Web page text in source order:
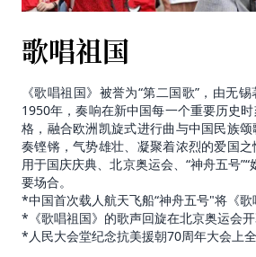
歌唱祖国
《歌唱祖国》被誉为“第二国歌”，由无
1950年，奏响在新中国每一个重要历史
格，融合欧洲凯旋式进行曲与中国民族
奏铿锵，气势雄壮、凝聚着浓烈的爱国
用于国庆庆典、北京奥运会、“神舟五号
要场合。
*中国首次载人航天飞船“神舟五号"将《歌
*《歌唱祖国》的歌声回旋在北京奥运会开
*人民大会堂纪念抗美援朝70周年大会上全